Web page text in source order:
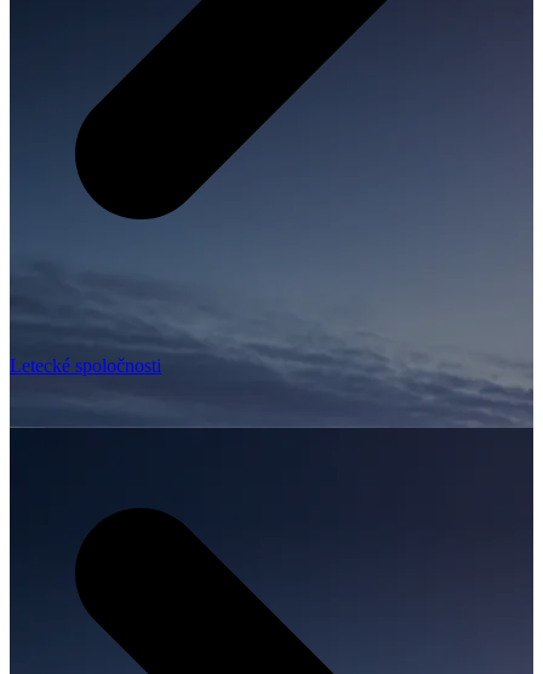
Letecké spoločnosti